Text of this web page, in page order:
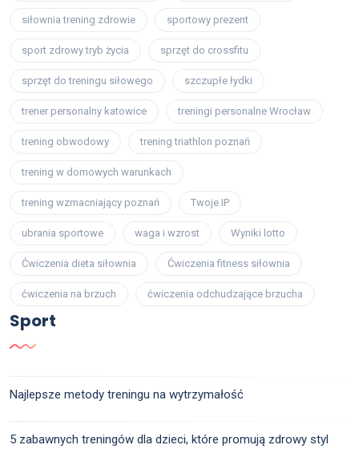
siłownia trening zdrowie sportowy prezent
sport zdrowy tryb życia sprzęt do crossfitu
sprzęt do treningu siłowego szczupłe łydki
trener personalny katowice treningi personalne Wrocław
trening obwodowy trening triathlon poznań
trening w domowych warunkach
trening wzmacniający poznań Twoje IP
ubrania sportowe waga i wzrost Wyniki lotto
Ćwiczenia dieta siłownia Ćwiczenia fitness siłownia
ćwiczenia na brzuch ćwiczenia odchudzające brzucha
Sport
Najlepsze metody treningu na wytrzymałość
5 zabawnych treningów dla dzieci, które promują zdrowy styl